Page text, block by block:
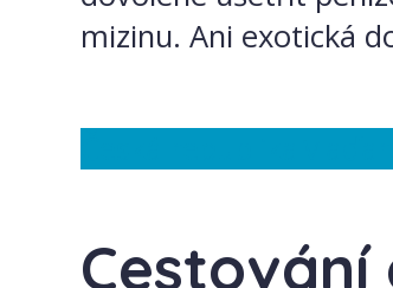
mizinu. Ani exotická